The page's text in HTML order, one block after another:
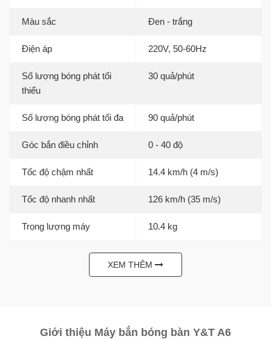
Màu sắc Đen - trắng
Điện áp 220V, 50-60Hz
Số lượng bóng phát tối
thiểu
30 quả/phút
Số lượng bóng phát tối đa 90 quả/phút
Góc bắn điều chỉnh 0 - 40 độ
Tốc độ chậm nhất 14.4 km/h (4 m/s)
Tốc độ nhanh nhất 126 km/h (35 m/s)
Trọng lượng máy 10.4 kg
XEM THÊM
Giới thiệu Máy bắn bóng bàn Y&T A6